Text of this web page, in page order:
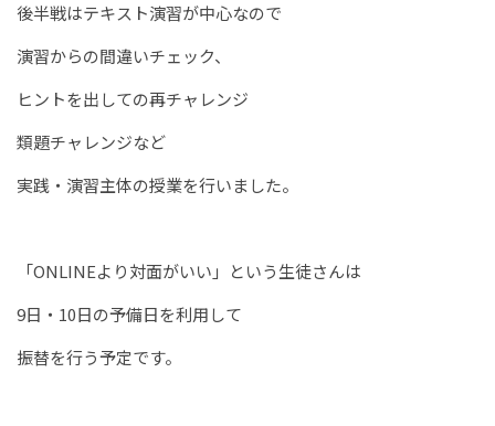
後半戦はテキスト演習が中心なので
演習からの間違いチェック、
ヒントを出しての再チャレンジ
類題チャレンジなど
実践・演習主体の授業を行いました。
「ONLINEより対面がいい」という生徒さんは
9日・10日の予備日を利用して
振替を行う予定です。